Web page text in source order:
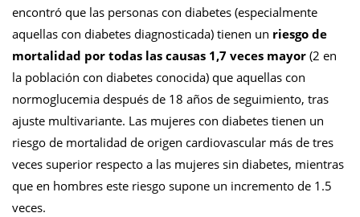
encontró que las personas con diabetes (especialmente
aquellas con diabetes diagnosticada) tienen un riesgo de
mortalidad por todas las causas 1,7 veces mayor (2 en
la población con diabetes conocida) que aquellas con
normoglucemia después de 18 años de seguimiento, tras
ajuste multivariante. Las mujeres con diabetes tienen un
riesgo de mortalidad de origen cardiovascular más de tres
veces superior respecto a las mujeres sin diabetes, mientras
que en hombres este riesgo supone un incremento de 1.5
veces.